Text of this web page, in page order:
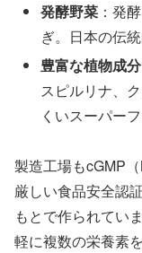
発酵野菜 ：発
ぎ。日本の伝
豊富な植物成分
スピルリナ、
くいスーパー
製造工場もcGMP
厳しい食品安全認
もとで作られてい
軽に複数の栄養素